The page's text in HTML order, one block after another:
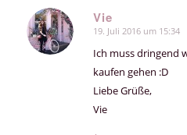
Vie
sagte:
19. Juli 2016 um 15:34
Ich muss dringend
kaufen gehen :D
Liebe Grüße,
Vie